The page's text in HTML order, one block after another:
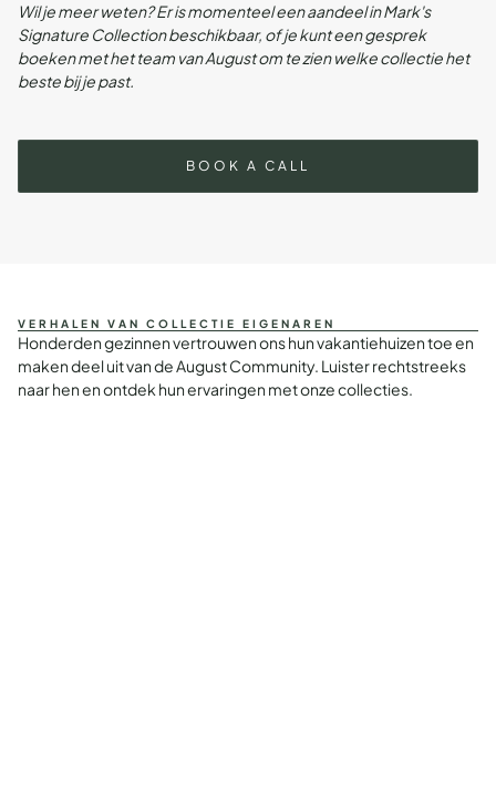
Wil je meer weten? Er is momenteel een aandeel in Mark's
Signature Collection beschikbaar, of je kunt een gesprek
boeken met het team van August om te zien welke collectie het
beste bij je past.
BOOK A CALL
VERHALEN VAN COLLECTIE EIGENAREN
Honderden gezinnen vertrouwen ons hun vakantiehuizen toe en
maken deel uit van de August Community. Luister rechtstreeks
naar hen en ontdek hun ervaringen met onze collecties.